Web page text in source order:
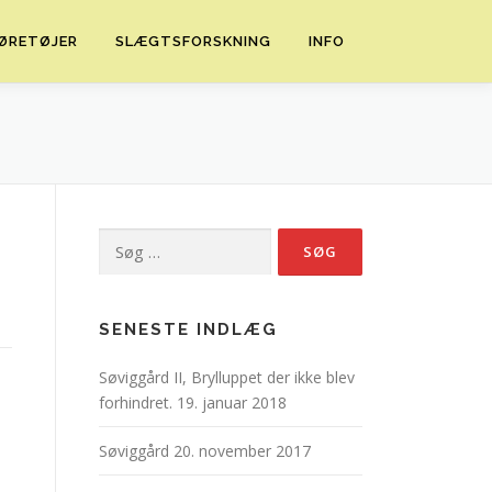
SLÆGTSFORSKNING INFO
efter:
SENESTE INDLÆG
Søviggård II, Brylluppet der ikke blev
forhindret. 19. januar 2018
Søviggård 20. november 2017